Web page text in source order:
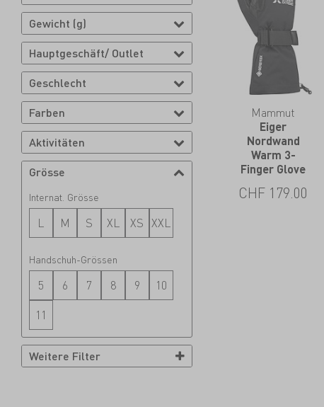
Gewicht (g)
Hauptgeschäft/ Outlet
Geschlecht
Farben
Aktivitäten
Grösse
Internat. Grösse
L M S XL XS XXL
Handschuh-Grössen
5 6 7 8 9
10
11
Weitere Filter
Mammut
Eiger
Nordwand
Warm 3-
Finger Glove
CHF 179.00